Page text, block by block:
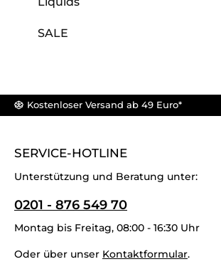
SALE
Kostenloser Versand ab 49 Euro*
SERVICE-HOTLINE
Unterstützung und Beratung unter:
0201 - 876 549 70
Montag bis Freitag, 08:00 - 16:30 Uhr
Oder über unser Kontaktformular.